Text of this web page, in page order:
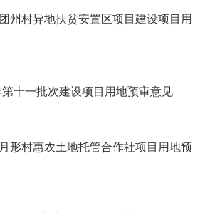
州村异地扶贫安置区项目建设项目用
十一批次建设项目用地预审意见
形村惠农土地托管合作社项目用地预